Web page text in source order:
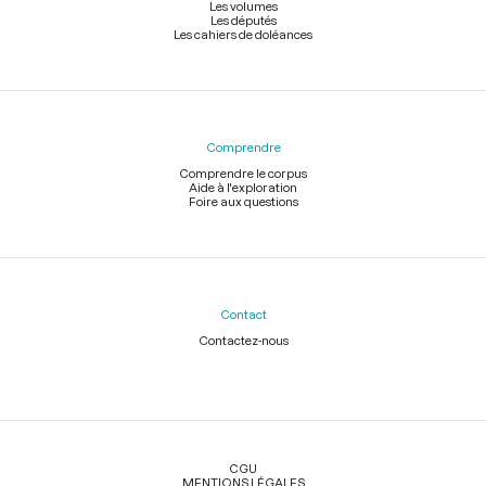
Les volumes
Les députés
Les cahiers de doléances
Comprendre
Comprendre le corpus
Aide à l'exploration
Foire aux questions
Contact
Contactez-nous
Légal
CGU
MENTIONS LÉGALES